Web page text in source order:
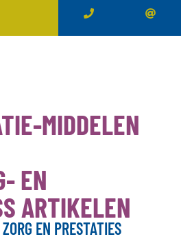
MIDDELEN
EN
ARTIKELEN
EN PRESTATIES